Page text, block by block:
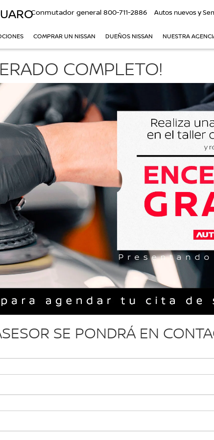
Conmutador general 800-711-2886 Autos nuevos y
COMPRAR UN NISSAN DUEÑOS NISSAN NUESTRA
COMPLETO!
SE PONDRÁ EN